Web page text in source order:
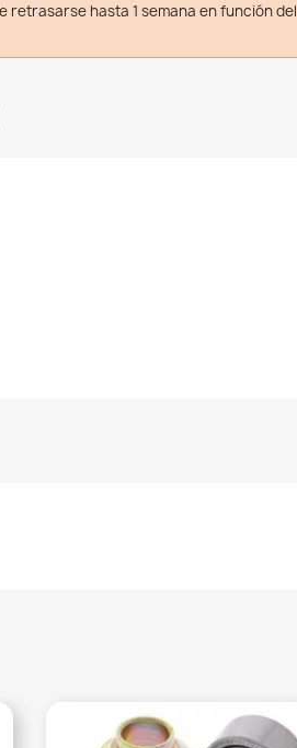
retrasarse hasta 1 semana en función del